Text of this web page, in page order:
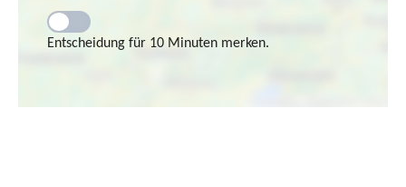
Entscheidung für 10 Minuten merken.